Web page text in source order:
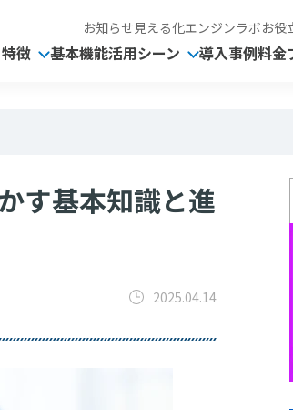
お知らせ見える化エンジンラボお役
特徴 基本機能活用シーン 導入事例料金
す基本知識と進
2025.04.14